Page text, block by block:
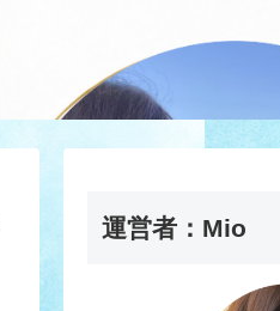
運営者：Mio